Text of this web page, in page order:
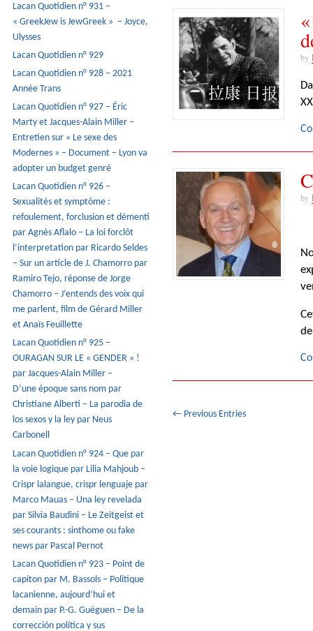
by
by
← Previous Entries
Lacan Quotidien n° 931 –
« GreekJew is JewGreek » – Joyce,
Ulysses
Lacan Quotidien n° 929
Lacan Quotidien n° 928 – 2021
Année Trans
Lacan Quotidien n° 927 – Éric
Marty et Jacques-Alain Miller –
Entretien sur « Le sexe des
Modernes » – Document – Lyon va
adopter un budget genré
Lacan Quotidien n° 926 –
Sexualités et symptôme :
refoulement, forclusion et démenti
par Agnès Aflalo – La loi forclôt
l’interpretation par Ricardo Seldes
– Sur un article de J. Chamorro par
Ramiro Tejo, réponse de Jorge
Chamorro – J’entends des voix qui
me parlent, film de Gérard Miller
et Anaïs Feuillette
Lacan Quotidien n° 925 –
OURAGAN SUR LE « GENDER » !
par Jacques-Alain Miller –
D’une époque sans nom par
Christiane Alberti – La parodia de
los sexos y la ley par Neus
Carbonell
Lacan Quotidien n° 924 – Que par
la voie logique par Lilia Mahjoub –
Crispr lalangue, crispr lenguaje par
Marco Mauas – Una ley revelada
par Silvia Baudini – Le Zeitgeist et
ses courants : sinthome ou fake
news par Pascal Pernot
Lacan Quotidien n° 923 – Point de
capiton par M. Bassols – Politique
lacanienne, aujourd’hui et
demain par P.-G. Guéguen – De la
corrección política y sus